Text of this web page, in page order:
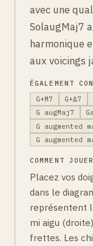
avec une
SolaugMaj7
harmonique
aux voicings
ÉGALEMENT
G+M7
G+Δ7
G augMaj7
G augmented
G augmented
COMMENT
Placez vos
dans le
représentent
mi aigu
frettes. Les